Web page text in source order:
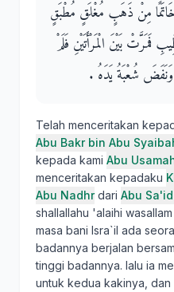
مِنْ ذَهَبٍ مُغْلَقٍ مُطْبَقٍ
فَمَرَّتْ بَيْنَ الْمَرْأَتَيْنِ فَلَمْ
وَنَفَضَ شُعْبَةُ يَدَهُ ‏.‏
Telah menceritakan
Abu Bakr bin Abu
kepada kami Abu
menceritakan kepadaku
Abu Nadhrdari Abu
shallallahu 'alaihi
masa bani Isra`il ada
badannya berjalan
tinggi badannya. lalu ia
untuk kedua kakinya, dan